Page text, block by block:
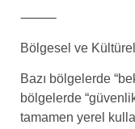
⸻
Bölgesel ve Kültürel
Bazı bölgelerde
bölgelerde
tamamen yerel